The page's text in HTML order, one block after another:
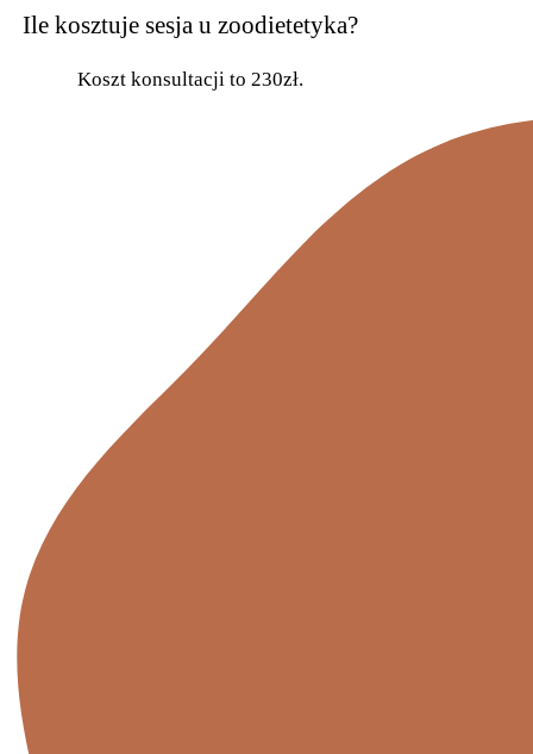
Ile kosztuje sesja u zoodietetyka?
Koszt konsultacji to 230zł.